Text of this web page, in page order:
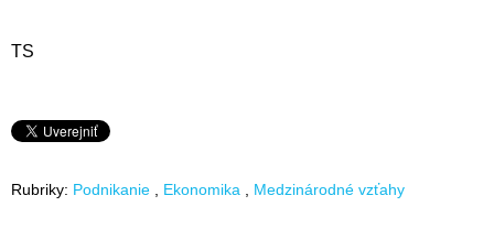
TS
Rubriky: Podnikanie Ekonomika Medzinárodné vzťahy